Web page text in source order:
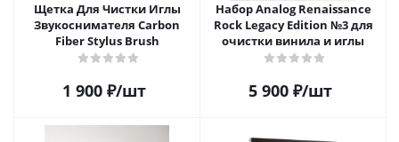
Щетка Для Чистки Иглы
Звукоснимателя Carbon
Fiber Stylus Brush
1 900₽/шт
Набор Analog Renaissance
Rock Legacy Edition №3 для
очистки винила и иглы
5 900₽/шт